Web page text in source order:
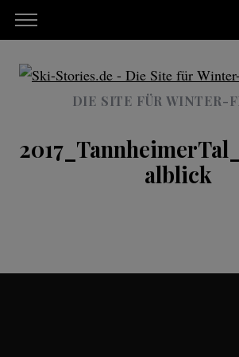
DIE SITE FÜR WINTER-
alblick